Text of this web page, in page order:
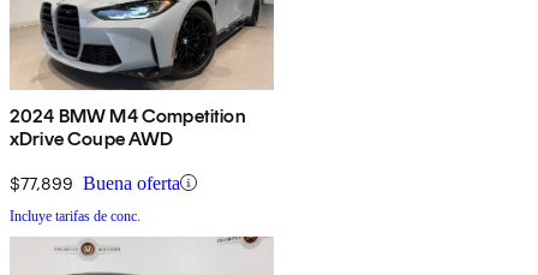
2024 BMW M4 Competition
xDrive Coupe AWD
$77,899 Buena oferta
Incluye tarifas de conc.